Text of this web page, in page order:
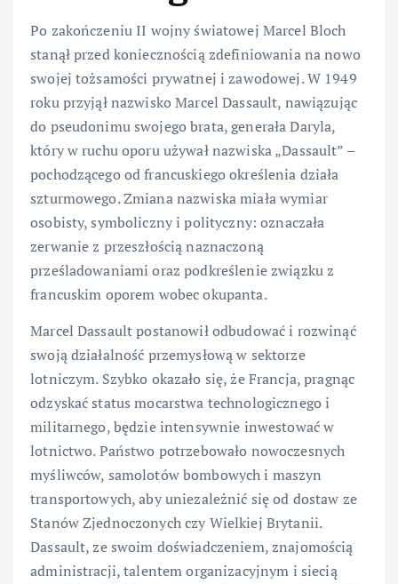
Po zakończeniu II wojny światowej Marcel Bloch
stanął przed koniecznością zdefiniowania na nowo
swojej tożsamości prywatnej i zawodowej. W 1949
roku przyjął nazwisko Marcel Dassault, nawiązując
do pseudonimu swojego brata, generała Daryla,
który w ruchu oporu używał nazwiska „Dassault” –
pochodzącego od francuskiego określenia działa
szturmowego. Zmiana nazwiska miała wymiar
osobisty, symboliczny i polityczny: oznaczała
zerwanie z przeszłością naznaczoną
prześladowaniami oraz podkreślenie związku z
francuskim oporem wobec okupanta.
Marcel Dassault postanowił odbudować i rozwinąć
swoją działalność przemysłową w sektorze
lotniczym. Szybko okazało się, że Francja, pragnąc
odzyskać status mocarstwa technologicznego i
militarnego, będzie intensywnie inwestować w
lotnictwo. Państwo potrzebowało nowoczesnych
myśliwców, samolotów bombowych i maszyn
transportowych, aby uniezależnić się od dostaw ze
Stanów Zjednoczonych czy Wielkiej Brytanii.
Dassault, ze swoim doświadczeniem, znajomością
administracji, talentem organizacyjnym i siecią